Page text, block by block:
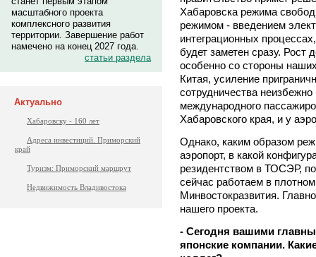
масштабного проекта
комплексного развития
территории. Завершение работ
намечено на конец 2027 года.
статьи раздела
Актуально
Хабаровску - 160 лет
Адреса инвестиций. Приморский
край
Туризм: Приморский маршрут
Недвижимость Владивостока
Хабаровска режима
режимом - введением
интеграционных
будет заметен сразу. Рост
особенно со стороны
Китая, усиление
сотрудничества
международного
Хабаровского края, и у
Однако, каким образом
аэропорт, в какой
резидентством в ТОСЭР,
сейчас работаем в
Минвостокразвития.
нашего проекта.
- Сегодня вашими
японские компании.